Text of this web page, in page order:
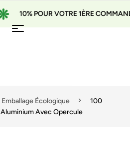
10% POUR VOTRE 1ÈRE COMMANDE
Emballage Écologique
100
Avec Opercule